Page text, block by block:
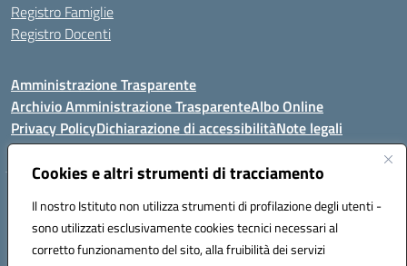
Cookies e altri strumenti di tracciamento
Il nostro Istituto non utilizza strumenti di profilazione degli utenti -
sono utilizzati esclusivamente cookies tecnici necessari al
corretto funzionamento del sito, alla fruibilità dei servizi
Registro Famiglie
Registro Docenti
Amministrazione Trasparente
Archivio Amministrazione TrasparenteAlbo Online
Privacy PolicyDichiarazione di accessibilitàNote legali
Istituto Comprensivo Statale
Via Cupa Campanariello, 5 - 80059, Torre del Greco (NA)
Tel. +39 0818834377 - Fax +39 0818834377 - Cod.Fisc. 95170530638